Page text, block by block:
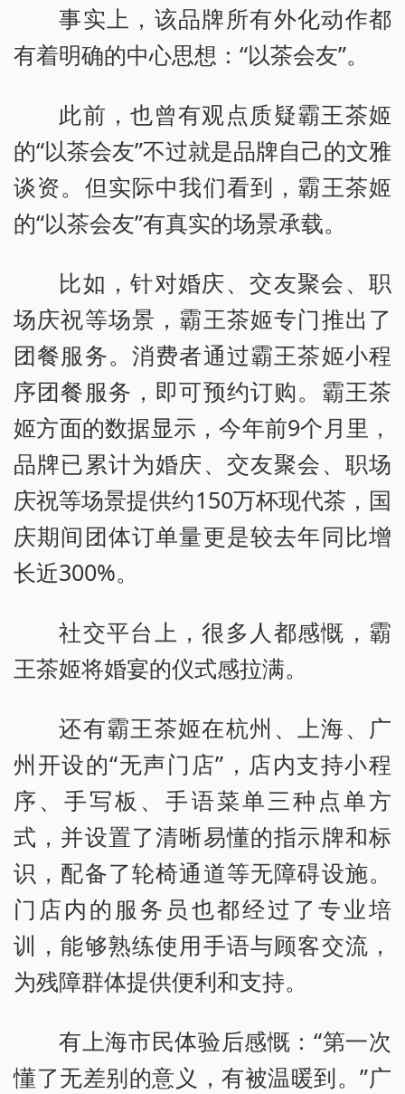
事实上，该品牌所有外化动作都
有着明确的中心思想：“以茶会友”。
此前，也曾有观点质疑霸王茶姬
的“以茶会友”不过就是品牌自己的文雅
谈资。但实际中我们看到，霸王茶姬
的“以茶会友”有真实的场景承载。
比如，针对婚庆、交友聚会、职
场庆祝等场景，霸王茶姬专门推出了
团餐服务。消费者通过霸王茶姬小程
序团餐服务，即可预约订购。霸王茶
姬方面的数据显示，今年前9个月里，
品牌已累计为婚庆、交友聚会、职场
庆祝等场景提供约150万杯现代茶，国
庆期间团体订单量更是较去年同比增
长近300%。
社交平台上，很多人都感慨，霸
王茶姬将婚宴的仪式感拉满。
还有霸王茶姬在杭州、上海、广
州开设的“无声门店”，店内支持小程
序、手写板、手语菜单三种点单方
式，并设置了清晰易懂的指示牌和标
识，配备了轮椅通道等无障碍设施。
门店内的服务员也都经过了专业培
训，能够熟练使用手语与顾客交流，
为残障群体提供便利和支持。
有上海市民体验后感慨：“第一次
懂了无差别的意义，有被温暖到。”广